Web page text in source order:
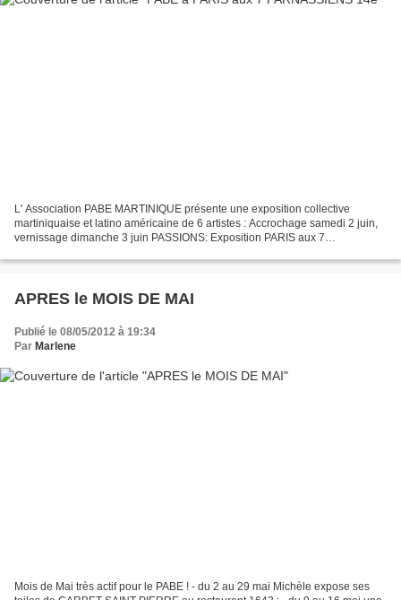
L' Association PABE MARTINIQUE présente une exposition collective
martiniquaise et latino américaine de 6 artistes : Accrochage samedi 2 juin,
vernissage dimanche 3 juin PASSIONS: Exposition PARIS aux 7
APRES le MOIS DE MAI
Publié le 08/05/2012 à 19:34
Par Marlene
Mois de Mai très actif pour le PABE ! - du 2 au 29 mai Michèle expose ses